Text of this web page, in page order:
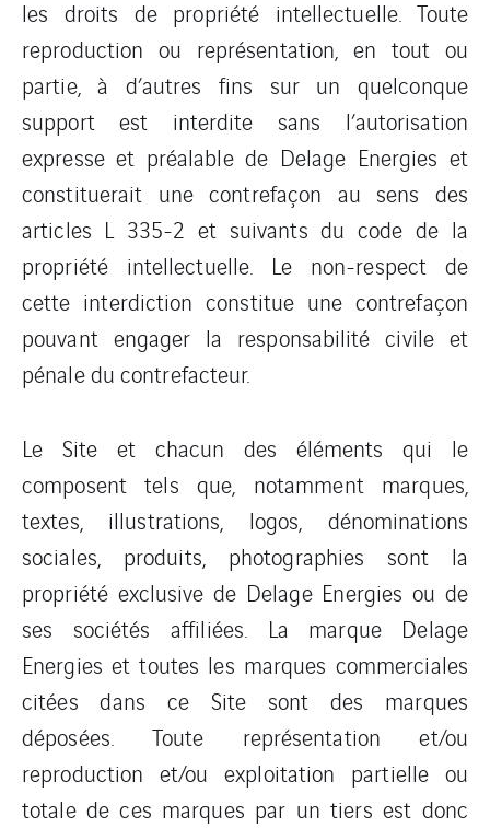
les droits de propriété intellectuelle. Toute
reproduction ou représentation, en tout ou
partie, à d’autres fins sur un quelconque
support est interdite sans l’autorisation
expresse et préalable de Delage Energies et
constituerait une contrefaçon au sens des
articles L 335-2 et suivants du code de la
propriété intellectuelle. Le non-respect de
cette interdiction constitue une contrefaçon
pouvant engager la responsabilité civile et
pénale du contrefacteur.
Le Site et chacun des éléments qui le
composent tels que, notamment marques,
textes, illustrations, logos, dénominations
sociales, produits, photographies sont la
propriété exclusive de Delage Energies ou de
ses sociétés affiliées. La marque Delage
Energies et toutes les marques commerciales
citées dans ce Site sont des marques
déposées. Toute représentation et/ou
reproduction et/ou exploitation partielle ou
totale de ces marques par un tiers est donc